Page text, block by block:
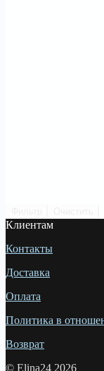
Клиентам
Контакты
Доставка
Оплата
Политика в
Возврат
© Elina24 2026